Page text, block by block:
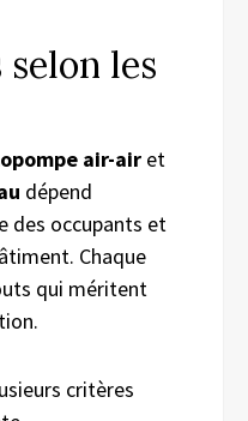
les
air-air et
dépend
des occupants et
Chaque
qui méritent
critères